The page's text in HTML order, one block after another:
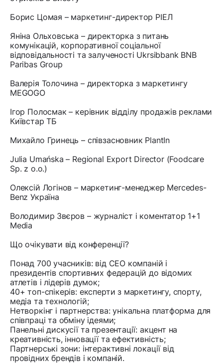
Борис Цомая – маркетинг-директор РІЕЛ
Яніна Ольховська – директорка з питань
комунікацій, корпоративної соціальної
відповідальності та залученості Ukrsibbank BNB
Paribas Group
Валерія Толочина – директорка з маркетингу
MEGOGO
Ігор Полосмак – керівник відділу продажів реклами
Київстар ТБ
Михайло Гринець – співзасновник PlantIn
Julia Umańska – Regional Export Director (Foodcare
Sp. z o.o.)
Олексій Логінов – маркетинг-менеджер Mercedes-
Benz Україна
Володимир Звєров – журналіст і коментатор 1+1
Media
Що очікувати від конференції?
Понад 700 учасників: від CEO компаній і
президентів спортивних федерацій до відомих
атлетів і лідерів думок;
40+ топ-спікерів: експерти з маркетингу, спорту,
медіа та технологій;
Нетворкінг і партнерства: унікальна платформа для
співпраці та обміну ідеями;
Панельні дискусії та презентації: акцент на
креативність, інновації та ефективність;
Партнерські зони: інтерактивні локації від
провідних брендів і компаній.